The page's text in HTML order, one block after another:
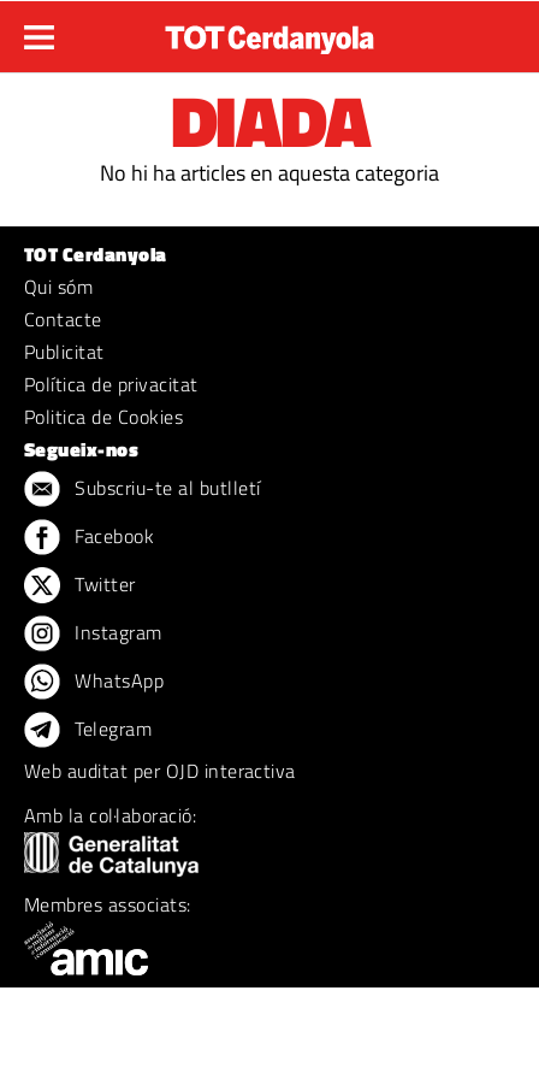
DIADA
No hi ha articles en aquesta categoria
TOT Cerdanyola
Qui sóm
Contacte
Publicitat
Política de privacitat
Politica de Cookies
Segueix-nos
Subscriu-te al butlletí
Facebook
Twitter
Instagram
WhatsApp
Telegram
Web auditat per OJD interactiva
Amb la col·laboració:
Membres associats: